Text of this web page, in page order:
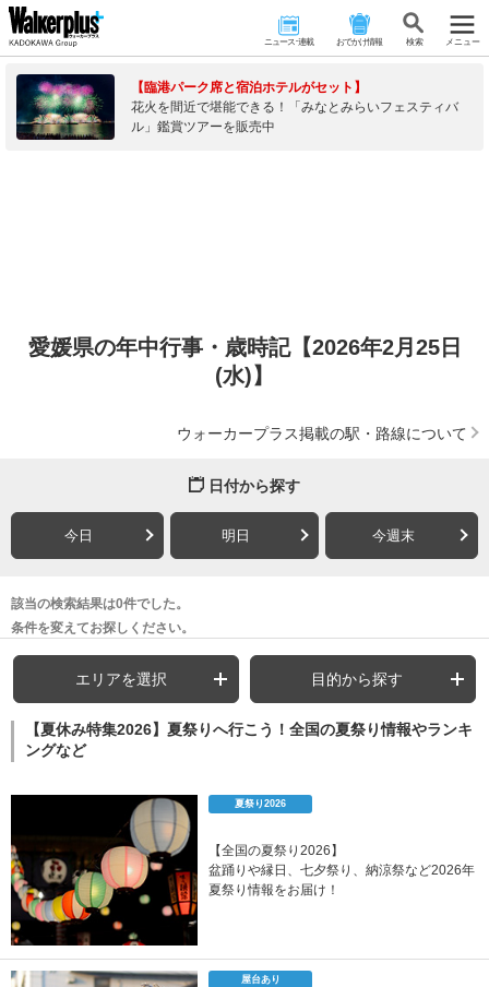
ニュース･連載 おでかけ情報 検 索 メニュー
【臨港パーク席と宿泊ホテルがセット】
花火を間近で堪能できる！「みなとみらいフェスティバ
ル」鑑賞ツアーを販売中
愛媛県の年中行事・歳時記【2026年2月25日
(水)】
ウォーカープラス掲載の駅・路線について
日付から探す
今日 明日 今週末
該当の検索結果は0件でした。
条件を変えてお探しください。
エリアを選択 目的から探す
【夏休み特集2026】夏祭りへ行こう！全国の夏祭り情報やランキ
ングなど
夏祭り2026
【全国の夏祭り2026】
盆踊りや縁日、七夕祭り、納涼祭など2026年
夏祭り情報をお届け！
屋台あり